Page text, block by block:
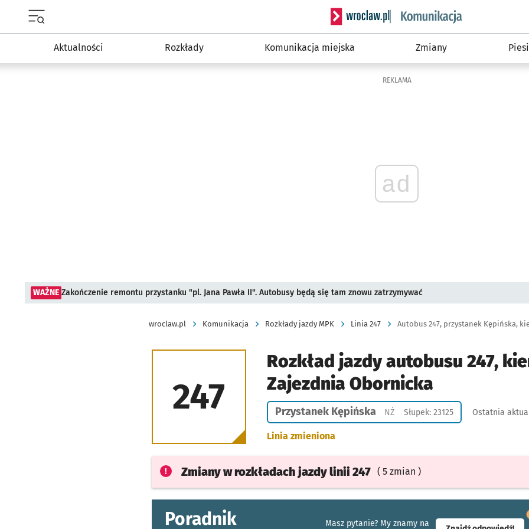
Serwis informacyjny wroclaw.pl podserwis:
Aktualności Rozkłady Komunikacja miejska Zmiany Piesi
REKLAMA
ad
WAŻNE Zakończenie remontu przystanku "pl. Jana Pawła II". Autobusy będą się tam znowu zatrzymywać
wroclaw.pl Komunikacja Rozkłady jazdy MPK Linia 247 Autobus 247, przystanek Kępińska,
247
Rozkład jazdy autobusu 247,
Zajezdnia Obornicka
Przystanek Kępińska NŻPrzystanek na życzenie
Słupek: 23125 Ostatnia
Linia zmieniona
Zmiany w rozkładach jazdylinii 247 ( 5 zmian )
Poradnik
Masz pytanie? My znamy na